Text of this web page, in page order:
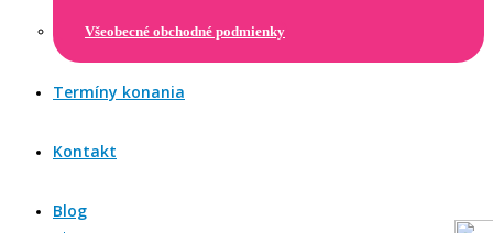
Všeobecné obchodné podmienky
Termíny konania
Kontakt
Blog